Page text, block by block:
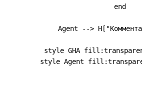
    end
Agent -->
style GHA